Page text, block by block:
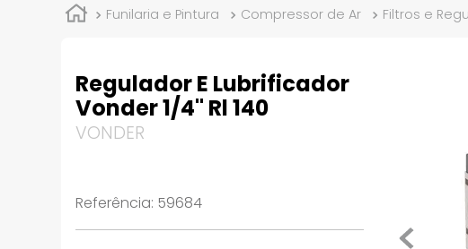
Funilaria e Pintura Compressor de Ar Filtros e
Regulador E Lubrificador
Vonder 1/4" Rl 140
VONDER
Referência: 59684